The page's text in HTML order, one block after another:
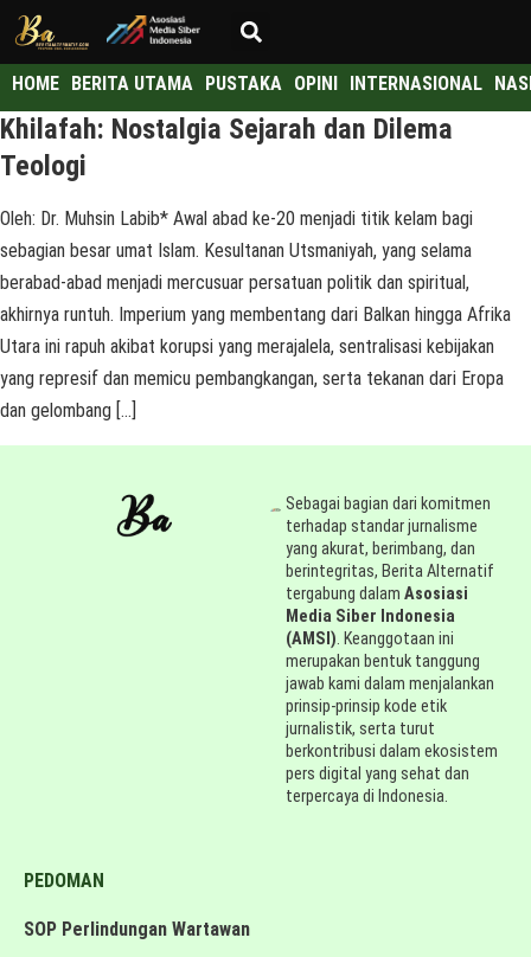
HOME BERITA UTAMA PUSTAKA OPINI INTERNASIONAL
Khilafah: Nostalgia Sejarah dan Dilema
Teologi
Oleh: Dr. Muhsin Labib* Awal abad ke-20 menjadi titik kelam bagi
sebagian besar umat Islam. Kesultanan Utsmaniyah, yang selama
berabad-abad menjadi mercusuar persatuan politik dan spiritual,
akhirnya runtuh. Imperium yang membentang dari Balkan hingga Afrika
Utara ini rapuh akibat korupsi yang merajalela, sentralisasi kebijakan
yang represif dan memicu pembangkangan, serta tekanan dari Eropa
dan gelombang […]
Sebagai bagian dari komitmen
terhadap standar jurnalisme
yang akurat, berimbang, dan
berintegritas, Berita Alternatif
tergabung dalamAsosiasi
Media Siber Indonesia
(AMSI). Keanggotaan ini
merupakan bentuk tanggung
jawab kami dalam menjalankan
prinsip-prinsip kode etik
jurnalistik, serta turut
berkontribusi dalam ekosistem
pers digital yang sehat dan
terpercaya di Indonesia.
PEDOMAN
SOP Perlindungan Wartawan